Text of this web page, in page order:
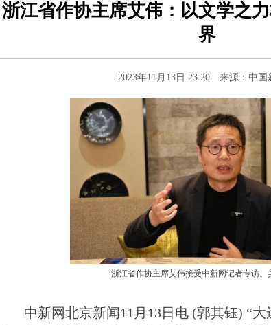
浙江省作协主席艾伟：以文学之
界
2023年11月13日 23:20 来源：中国
浙江省作协主席艾伟接受中新网记者专访。
中新网北京新闻11月13日电 (郭其钰) “大